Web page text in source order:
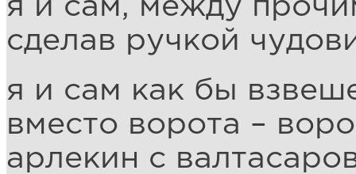
я и сам, между
сделав ручкой
я и сам как бы
вместо ворота –
арлекин с